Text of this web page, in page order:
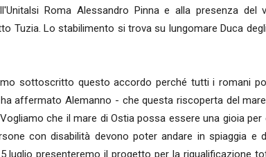
Roma Alessandro Pinna e alla presenza del
Tuzia. Lo stabilimento si trova su lungomare Duca
sottoscritto questo accordo perché tutti i romani
affermato Alemanno - che questa riscoperta del
che il mare di Ostia possa essere una gioia per
con disabilità devono poter andare in spiaggia e